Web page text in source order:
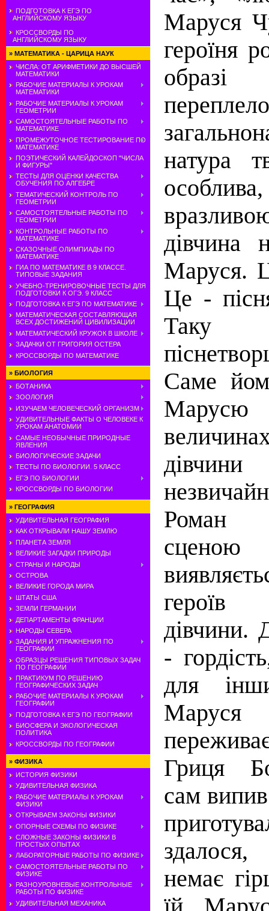
ПОДГОТОВКА К ЕГЭ ПО
АНГЛИЙСКОМУ ЯЗЫКУ
КРОССВОРДЫ ПО
АНГЛИЙСКОМУ ЯЗЫКУ
» МАТЕМАТИКА - ЦАРИЦА НАУК
ЧИСЛА: ОТ АРИФМЕТИКИ ДО ВЫСШЕЙ
МАТЕМАТИКИ
РАБОЧИЕ МАТЕРИАЛЫ К УРОКАМ
МАТЕМАТИКИ
РАБОЧИЕ МАТЕРИАЛЫ К УРОКАМ
ГЕОМЕТРИИ
САМОСТОЯТЕЛЬНЫЕ РАБОТЫ ПО
МАТЕМАТИКЕ
ПРОМЕЖУТОЧНОЕ ТЕСТИРОВАНИЕ ПО
МАТЕМАТИКЕ
ПОЭТИЧЕСКИЙ КАЛЕЙДОСКОП "ЧИСЛА
И ФИГУРЫ"
ТЕСТЫ ДЛЯ ОЦЕНКИ КАЧЕСТВА
ОБУЧЕНИЯ ПО АЛГЕБРЕ
ТЕМАТИЧЕСКИЙ КОНТРОЛЬ ПО
ГЕОМЕТРИИ
САМОСТОЯТЕЛЬНЫЕ РАБОТЫ ПО
ГЕОМЕТРИИ
КОНТРОЛЬНЫЕ РАБОТЫ ПО
МАТЕМАТИКЕ
СКАЗОЧНЫЕ ОЛИМПИАДЫ ПО
МАТЕМАТИКЕ
ГИА ПО МАТЕМАТИКЕ В 9 КЛАССЕ.
ТИПОВЫЕ ЗАДАНИЯ
УЧЕБНО-ТРЕНИРОВОЧНЫЕ ТЕСТЫ ДЛЯ
ПОДГОТОВКИ К ОГЭ. 9 КЛАСС
ПОДГОТОВКА К ЕГЭ ПО МАТЕМАТИКЕ
МАТЕМАТИЧЕСКАЯ СОСТАВЛЯЮЩАЯ
ВСЕХ ДОСТИЖЕНИЙ ЦИВИЛИЗАЦИИ
МАТЕМАТИЧЕСКИЙ КРУЖОК В ШКОЛЕ
ЗАДАЧКИ ОТ ГРИГОРИЯ ОСТЕРА
КРОССВОРДЫ ПО МАТЕМАТИКЕ
» БИОЛОГИЯ
БОТАНИКА
ЗООЛОГИЯ
ИЗУЧАЕМ ЧЕЛОВЕЧЕСКИЙ ОРГАНИЗМ
УДИВИТЕЛЬНЫЕ ФАКТЫ О ЧЕЛОВЕКЕ К
УРОКАМ АНАТОМИИ
САМЫЕ НЕОБЫЧНЫЕ ПРИРОДНЫЕ
ЯВЛЕНИЯ
БИОЛОГИЧЕСКИЕ ЗАДАЧИ
ТЕСТЫ ПО БИОЛОГИИ. 5 КЛАСС
ЕГЭ ПО БИОЛОГИИ
КРОССВОРДЫ ПО БИОЛОГИИ
» ГЕОГРАФИЯ
УДИВИТЕЛЬНАЯ ГЕОГРАФИЯ
КАК ОТКРЫВАЛИ НАШУ ЗЕМЛЮ
ПЛАНЕТА ЗЕМЛЯ
ВЕЛИКИЕ ЗАГАДКИ ПРИРОДЫ
СТРАНЫ И НАРОДЫ
ОСТРОВА
ВЕЛИКИЕ ГОРОДА МИРА
ШТАТЫ США
ЗЕМЛИ ГЕРМАНИИ
ДЕПАРТАМЕНТЫ ФРАНЦИИ
НАРОДЫ СЕВЕРА
ЗАДАНИЯ И УПРАЖНЕНИЯ ПО
ГЕОГРАФИИ
ОБРАЗЦЫ РЕШЕНИЯ ТИПОВЫХ ЗАДАЧ
ПО ГЕОГРАФИИ
ПРАКТИКУМ ПО РЕШЕНИЮ
ГЕОГРАФИЧЕСКИХ ЗАДАЧ
РАБОЧИЕ МАТЕРИАЛЫ К УРОКАМ
ГЕОГРАФИИ
ПОДГОТОВКА К ЕГЭ ПО ГЕОГРАФИИ
БИОСФЕРА И ЭКОЛОГИЧЕСКАЯ
ПОЛИТИКА
КРОССВОРДЫ ПО ГЕОГРАФИИ
» ФИЗИКА
ИСТОРИЯ ФИЗИКИ
УДИВИТЕЛЬНАЯ ФИЗИКА
РАБОЧИЕ МАТЕРИАЛЫ К УРОКАМ
ФИЗИКИ
ОТКРЫВАЕМ ЗАКОНЫ ФИЗИКИ
ОПОРНЫЕ СХЕМЫ ПО ФИЗИКЕ
СЛОЖНЫЕ ЗАКОНЫ ФИЗИКИ В
ПРОСТЫХ ОПЫТАХ
ЛАБОРАТОРНЫЕ РАБОТЫ ПО ФИЗИКЕ
САМОСТОЯТЕЛЬНЫЕ РАБОТЫ ПО
ФИЗИКЕ
РАЗНОУРОВНЕВЫЕ КОНТРОЛЬНЫЕ
РАБОТЫ ПО ФИЗИКЕ
УДИВИТЕЛЬНАЯ МЕХАНИКА
Маруся
героїня
натура
дівчина
Маруся.
Це -
Таку
Саме
дівчини
Роман
сценою
дівчини.
-
для
Гриця
сам
немає